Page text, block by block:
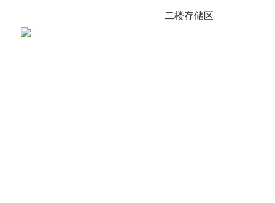
二楼存储区